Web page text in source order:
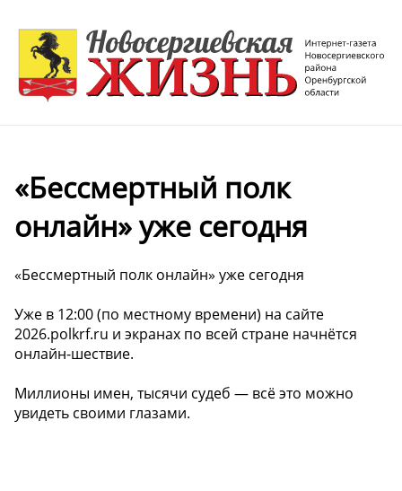
«Бессмертный полк
онлайн» уже сегодня
«Бессмертный полк онлайн» уже сегодня
Уже в 12:00 (по местному времени) на сайте
2026.polkrf.ru и экранах по всей стране начнётся
онлайн-шествие.
Миллионы имен, тысячи судеб — всё это можно
увидеть своими глазами.